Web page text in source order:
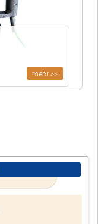
mehr >>